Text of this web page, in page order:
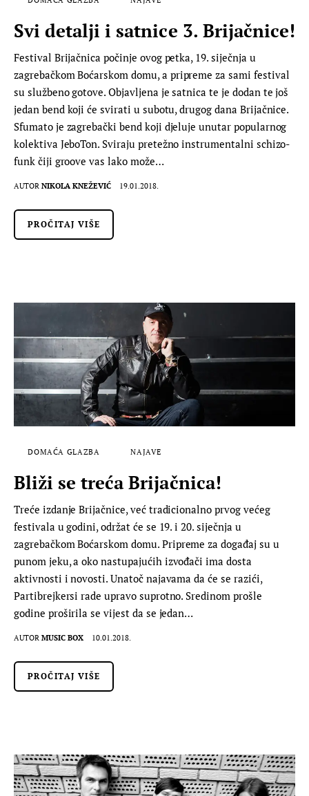
Svi detalji i satnice 3. Brijačnice!
Festival Brijačnica počinje ovog petka, 19. siječnja u
zagrebačkom Boćarskom domu, a pripreme za sami festival
su službeno gotove. Objavljena je satnica te je dodan te još
jedan bend koji će svirati u subotu, drugog dana Brijačnice.
Sfumato je zagrebački bend koji djeluje unutar popularnog
kolektiva JeboTon. Sviraju pretežno instrumentalni schizo-
funk čiji groove vas lako može…
AUTOR NIKOLA KNEŽEVIĆ 19.01.2018.
PROČITAJ VIŠE
DOMAĆA GLAZBA NAJAVE
Bliži se treća Brijačnica!
Treće izdanje Brijačnice, već tradicionalno prvog većeg
festivala u godini, održat će se 19. i 20. siječnja u
zagrebačkom Boćarskom domu. Pripreme za događaj su u
punom jeku, a oko nastupajućih izvođači ima dosta
aktivnosti i novosti. Unatoč najavama da će se razići,
Partibrejkersi rade upravo suprotno. Sredinom prošle
godine proširila se vijest da se jedan…
AUTOR MUSIC BOX 10.01.2018.
PROČITAJ VIŠE